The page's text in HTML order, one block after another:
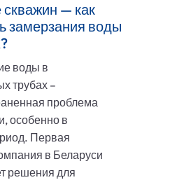
скважин — как
замерзания воды
воды в
трубах –
проблема
особенно в
Первая
в Беларуси
решения для